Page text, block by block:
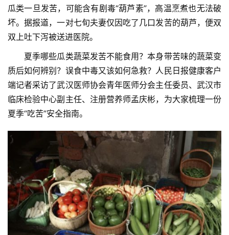
瓜类一旦发苦，可能含有剧毒“葫芦素”，高温烹煮也无法破
坏。据报道，一对七旬夫妻仅因吃了几口发苦的葫芦，便双
双上吐下泻被送进医院。
夏季哪些瓜类蔬菜发苦不能食用？本身带苦味的蔬菜变
质后如何辨别？误食中毒又该如何急救？人民日报健康客户
端记者采访了武汉医师协会青年医师分会主任委员、武汉市
临床检验中心副主任、注册营养师孟庆彬，为大家梳理一份
夏季“吃苦”安全指南。